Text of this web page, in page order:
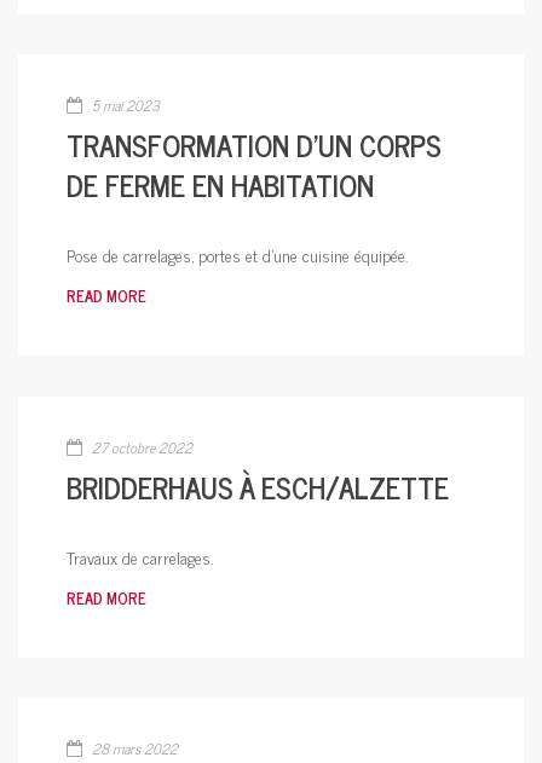
5 mai 2023
TRANSFORMATION D’UN CORPS
DE FERME EN HABITATION
Pose de carrelages, portes et d’une cuisine équipée.
READ MORE
27 octobre 2022
BRIDDERHAUS À ESCH/ALZETTE
Travaux de carrelages.
READ MORE
28 mars 2022